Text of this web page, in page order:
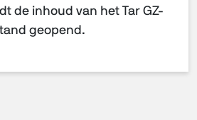
de inhoud van het Tar GZ-
geopend.